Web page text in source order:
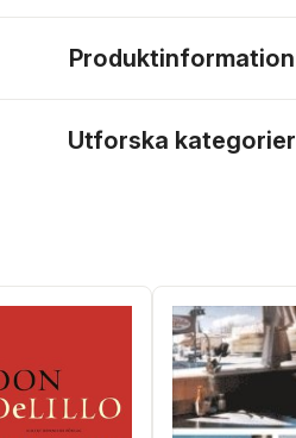
Produktinformation
Utforska kategorier